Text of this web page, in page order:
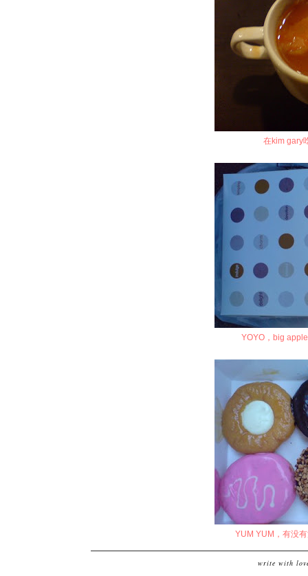
在kim gary
YOYO，big
YUM YUM，有没
write with